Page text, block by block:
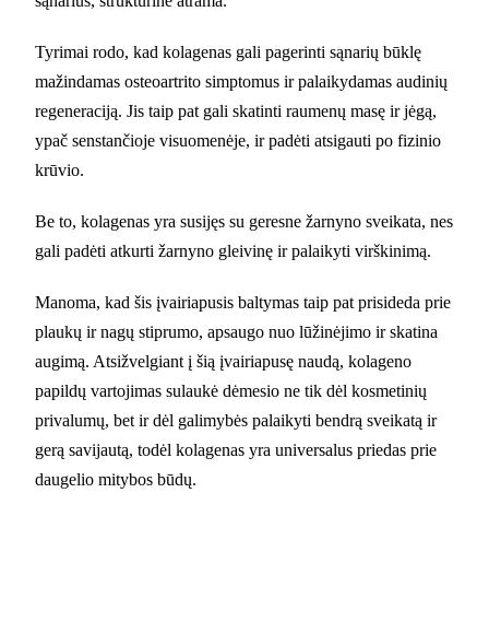
Tyrimai rodo, kad kolagenas gali pagerinti sąnarių būklę
mažindamas osteoartrito simptomus ir palaikydamas audinių
regeneraciją. Jis taip pat gali skatinti raumenų masę ir jėgą,
ypač senstančioje visuomenėje, ir padėti atsigauti po fizinio
krūvio.
Be to, kolagenas yra susijęs su geresne žarnyno sveikata, nes
gali padėti atkurti žarnyno gleivinę ir palaikyti virškinimą.
Manoma, kad šis įvairiapusis baltymas taip pat prisideda prie
plaukų ir nagų stiprumo, apsaugo nuo lūžinėjimo ir skatina
augimą. Atsižvelgiant į šią įvairiapusę naudą, kolageno
papildų vartojimas sulaukė dėmesio ne tik dėl kosmetinių
privalumų, bet ir dėl galimybės palaikyti bendrą sveikatą ir
gerą savijautą, todėl kolagenas yra universalus priedas prie
daugelio mitybos būdų.